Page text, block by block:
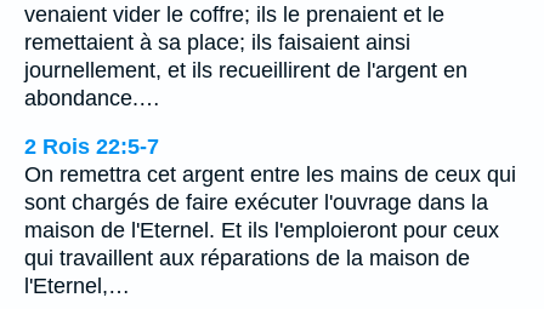
venaient vider le coffre; ils le prenaient et le
remettaient à sa place; ils faisaient ainsi
journellement, et ils recueillirent de l'argent en
abondance.…
2 Rois 22:5-7
On remettra cet argent entre les mains de ceux qui
sont chargés de faire exécuter l'ouvrage dans la
maison de l'Eternel. Et ils l'emploieront pour ceux
qui travaillent aux réparations de la maison de
l'Eternel,…